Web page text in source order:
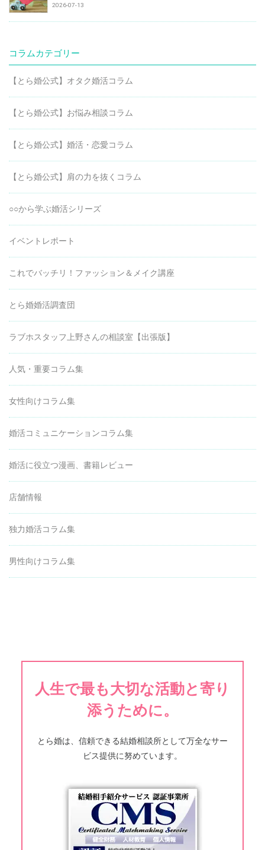
2026-07-13
コラムカテゴリー
【とら婚公式】オタク婚活コラム
【とら婚公式】お悩み相談コラム
【とら婚公式】婚活・恋愛コラム
【とら婚公式】肩の力を抜くコラム
○○から学ぶ婚活シリーズ
イベントレポート
これでバッチリ！ファッション＆メイク講座
とら婚婚活調査団
ラブホスタッフ上野さんの相談室【出張版】
人気・重要コラム集
女性向けコラム集
婚活コミュニケーションコラム集
婚活に役立つ漫画、書籍レビュー
店舗情報
独力婚活コラム集
男性向けコラム集
人生で最も大切な活動と寄り
添うために。
とら婚は、信頼できる結婚相談所として万全なサー
ビス提供に努めています。